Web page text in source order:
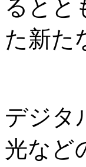
るとと
た新た
デジタ
光など